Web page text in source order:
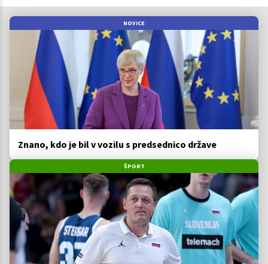
NOVICE
Znano, kdo je bil v vozilu s predsednico države
ŠPORT